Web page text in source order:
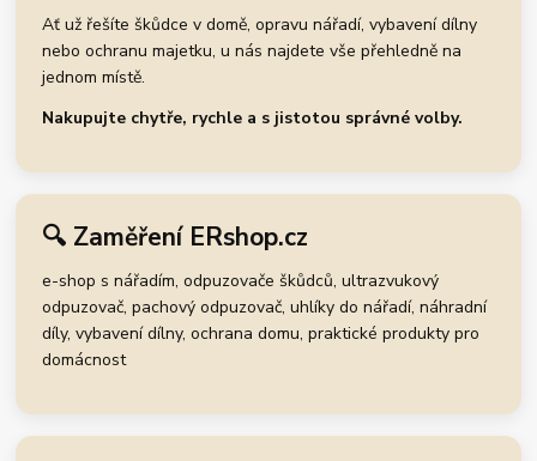
Ať už řešíte škůdce v domě, opravu nářadí, vybavení dílny
nebo ochranu majetku, u nás najdete vše přehledně na
jednom místě.
Nakupujte chytře, rychle a s jistotou správné volby.
🔍 Zaměření ERshop.cz
e-shop s nářadím, odpuzovače škůdců, ultrazvukový
odpuzovač, pachový odpuzovač, uhlíky do nářadí, náhradní
díly, vybavení dílny, ochrana domu, praktické produkty pro
domácnost